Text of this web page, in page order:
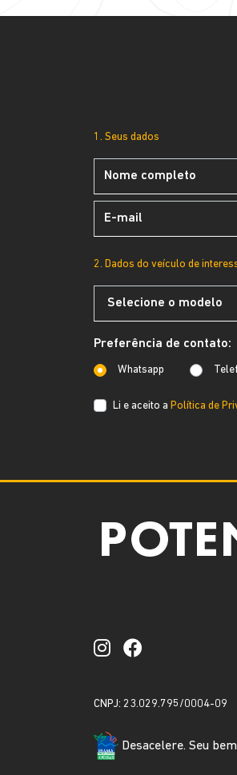
1. Seus dados
2. Dados do veículo de
Preferência de contato:
Whatsapp
Li e aceito a Política de
CNPJ: 23.029.795/0004-09
Desacelere. Seu